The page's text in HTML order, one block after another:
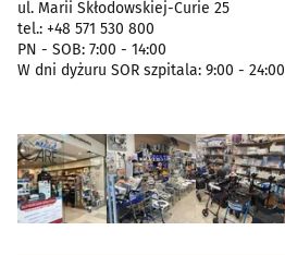
ul. Marii Skłodowskiej-Curie 25
tel.: +48 571 530 800
PN - SOB: 7:00 - 14:00
W dni dyżuru SOR szpitala: 9:00 - 24:00